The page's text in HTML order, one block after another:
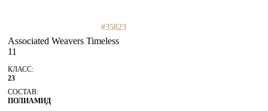
#35823
Associated Weavers Timeless
11
КЛАСС:
23
СОСТАВ:
ПОЛИАМИД